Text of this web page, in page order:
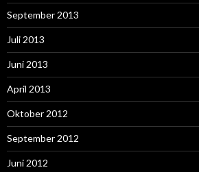
September 2013
Juli 2013
Juni 2013
April 2013
Oktober 2012
September 2012
Juni 2012